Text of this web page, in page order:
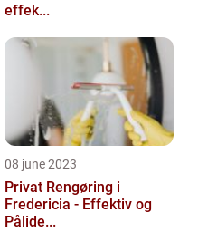
effek...
08 june 2023
Privat Rengøring i
Fredericia - Effektiv og
Pålide...